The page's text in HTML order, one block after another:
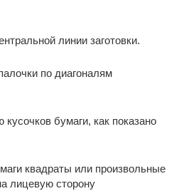
линии заготовки.
по диагоналям
бумаги, как показано
квадраты или произвольные
лицевую сторону